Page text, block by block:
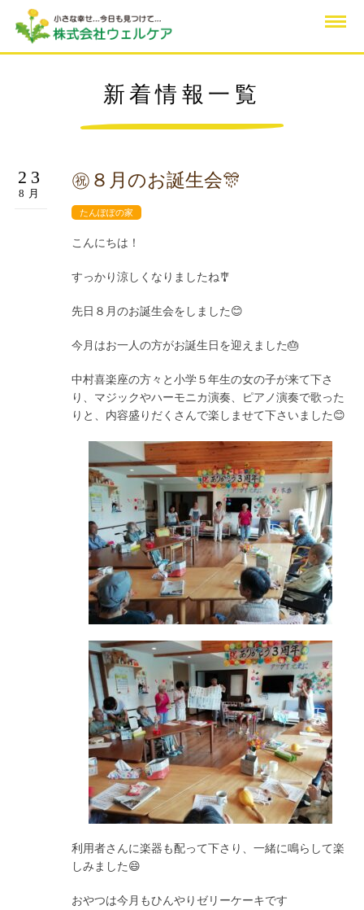
新着情報一覧
23
8月
㊗️８月のお誕生会🎊
たんぽぽの家
こんにちは！
すっかり涼しくなりましたね🎐
先日８月のお誕生会をしました😊
今月はお一人の方がお誕生日を迎えました🎂
中村喜楽座の方々と小学５年生の女の子が来て下さ
り、マジックやハーモニカ演奏、ピアノ演奏で歌った
りと、内容盛りだくさんで楽しませて下さいました😊
利用者さんに楽器も配って下さり、一緒に鳴らして楽
しみました😄
おやつは今月もひんやりゼリーケーキです